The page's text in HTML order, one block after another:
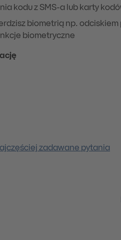
kodu z SMS-a lub karty
biometrią np.
biometryczne
zadawane pytania